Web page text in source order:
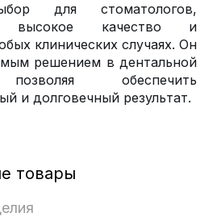
для стоматологов,
высокое качество и
клинических случаях. Он
решением в дентальной
обеспечить
и долговечный результат.
товары